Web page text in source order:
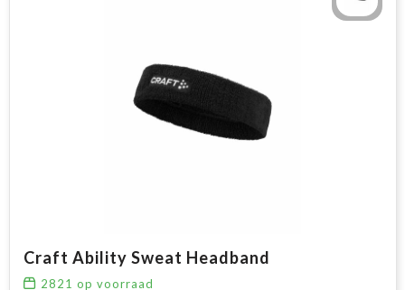
Craft Ability Sweat Headband
2821 op voorraad